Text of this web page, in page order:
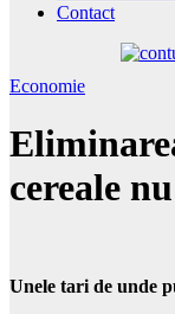
Contact
Economie
cereale
Unele tari de unde